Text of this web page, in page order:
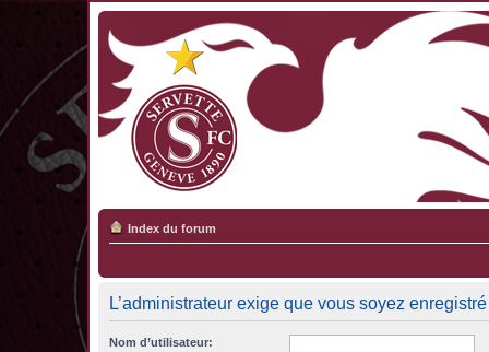
Index du forum
L’administrateur exige que vous soyez
Nom d’utilisateur: